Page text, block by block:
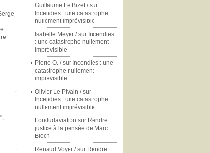
Guillaume Le Bizet /sur
Incendies : une catastrophe
nullement imprévisible
Isabelle Meyer /sur Incendies
: une catastrophe nullement
imprévisible
Pierre O. /sur Incendies : une
catastrophe nullement
imprévisible
Olivier Le Pivain /sur
Incendies : une catastrophe
nullement imprévisible
Fondudaviation sur Rendre
justice à la pensée de Marc
Bloch
Renaud Voyer /sur Rendre